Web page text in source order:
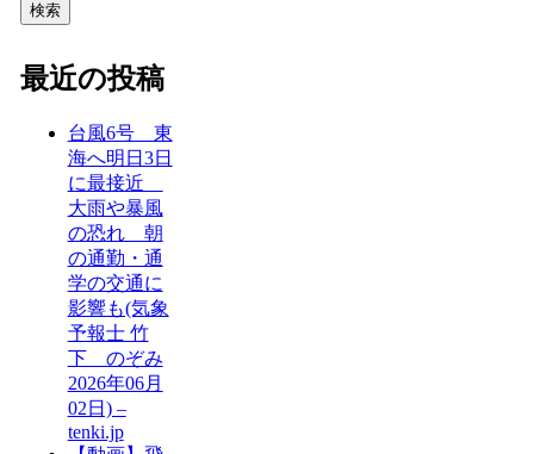
検索
最近の投稿
台風6号 東
海へ明日3日
に最接近
大雨や暴風
の恐れ 朝
の通勤・通
学の交通に
影響も(気象
予報士 竹
下 のぞみ
2026年06月
02日) –
tenki.jp